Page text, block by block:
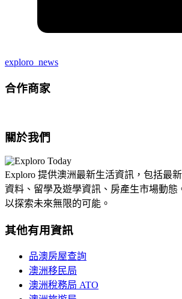
exploro_news
合作商家
關於我們
Exploro 提供澳洲最新生活資訊，包括最
資料、留學及遊學資訊、房產生市場動態
以探索未來無限的可能。
其他有用資訊
品澳房屋查詢
澳洲移民局
澳洲稅務局 ATO